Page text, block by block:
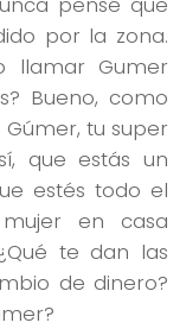
por la zona.
llamar Gumer
Bueno, como
tu super
que estás un
estés todo el
en casa
te dan las
de dinero?